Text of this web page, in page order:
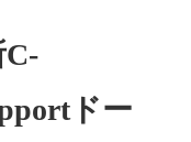
ドー